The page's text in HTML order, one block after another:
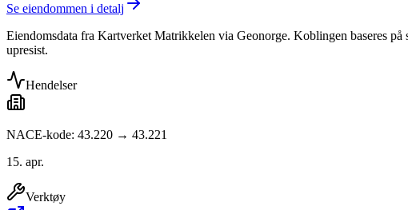
Se eiendommen i detalj
Eiendomsdata fra Kartverket Matrikkelen via Geonorge. Koblingen baseres
upresist.
Hendelser
NACE-kode: 43.220 → 43.221
15. apr.
Verktøy